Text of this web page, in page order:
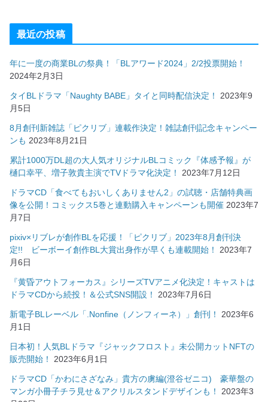
最近の投稿
年に一度の商業BLの祭典！「BLアワード2024」2/2投票開始！
2024年2月3日
タイBLドラマ「Naughty BABE」タイと同時配信決定！
2023年9
月5日
8月創刊新雑誌「ピクリブ」連載作決定！雑誌創刊記念キャンペー
ンも 2023年8月21日
累計1000万DL超の大人気オリジナルBLコミック『体感予報』が
樋口幸平、増子敦貴主演でTVドラマ化決定！
2023年7月12日
ドラマCD「食べてもおいしくありません2」の試聴・店舗特典画
像を公開！コミックス5巻と連動購入キャンペーンも開催 2023年7
月7日
pixiv×リブレが創作BLを応援！「ピクリブ」2023年8月創刊決
定!! ビーボーイ創作BL大賞出身作が早くも連載開始！
2023年7
月6日
『黄昏アウトフォーカス』シリーズTVアニメ化決定！キャストは
ドラマCDから続投！＆公式SNS開設！
2023年7月6日
新電子BLレーベル「.Nonfine（ノンフィーネ）」創刊！
2023年6
月1日
日本初！人気BLドラマ『ジャックフロスト』未公開カットNFTの
販売開始！
2023年6月1日
ドラマCD「かわにさざなみ」貴方の虜編(澄谷ゼニコ) 豪華盤の
マンガ小冊子チラ見せ＆アクリルスタンドデザインも！
2023年3